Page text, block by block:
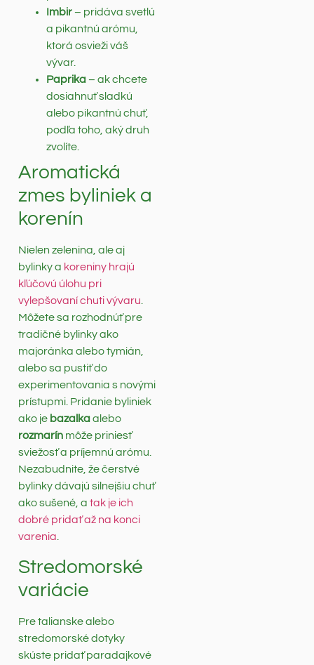
Imbir– pridáva svetlú
a pikantnú arómu,
ktorá osvieži váš
vývar.
Paprika– ak chcete
dosiahnuť sladkú
alebo pikantnú chuť,
podľa toho, aký druh
zvolíte.
Aromatická
zmes byliniek a
korenín
Nielen zelenina, ale aj
bylinky a koreniny hrajú
kľúčovú úlohu pri
vylepšovaní chuti vývaru.
Môžete sa rozhodnúť pre
tradičné bylinky ako
majoránka alebo tymián,
alebo sa pustiť do
experimentovania s novými
prístupmi. Pridanie byliniek
ako je bazalkaalebo
rozmarín môže priniesť
sviežosť a príjemnú arómu.
Nezabudnite, že čerstvé
bylinky dávajú silnejšiu chuť
ako sušené, a tak je ich
dobré pridať až na konci
varenia.
Stredomorské
variácie
Pre talianske alebo
stredomorské dotyky
skúste pridať paradajkové